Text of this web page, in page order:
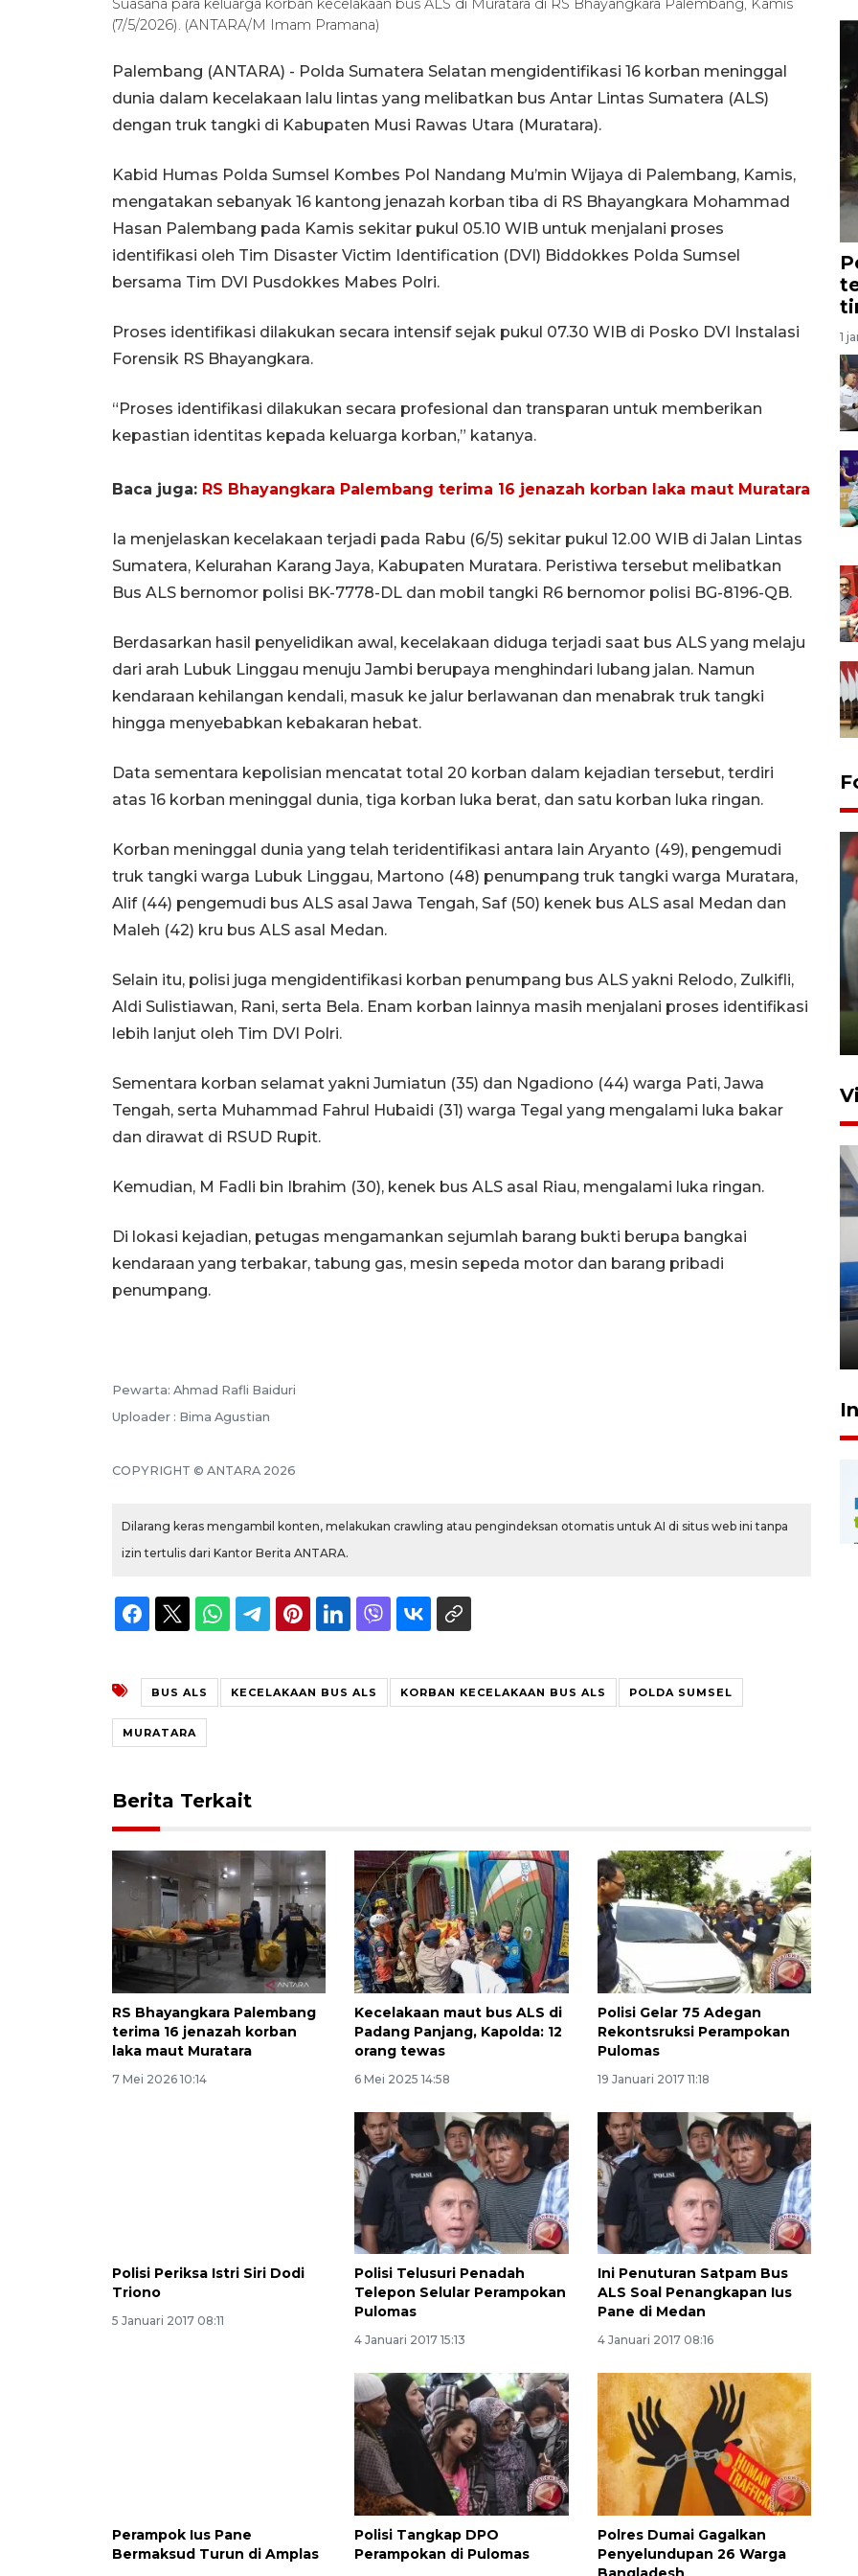
Suasana para keluarga korban kecelakaan bus ALS di Muratara di RS Bhayangkara Palembang, Kamis
(7/5/2026). (ANTARA/M Imam Pramana)
Palembang (ANTARA) - Polda Sumatera Selatan mengidentifikasi 16 korban meninggal
dunia dalam kecelakaan lalu lintas yang melibatkan bus Antar Lintas Sumatera (ALS)
dengan truk tangki di Kabupaten Musi Rawas Utara (Muratara).
Kabid Humas Polda Sumsel Kombes Pol Nandang Mu’min Wijaya di Palembang, Kamis,
mengatakan sebanyak 16 kantong jenazah korban tiba di RS Bhayangkara Mohammad
Hasan Palembang pada Kamis sekitar pukul 05.10 WIB untuk menjalani proses
identifikasi oleh Tim Disaster Victim Identification (DVI) Biddokkes Polda Sumsel
bersama Tim DVI Pusdokkes Mabes Polri.
Proses identifikasi dilakukan secara intensif sejak pukul 07.30 WIB di Posko DVI Instalasi
Forensik RS Bhayangkara.
“Proses identifikasi dilakukan secara profesional dan transparan untuk memberikan
kepastian identitas kepada keluarga korban,” katanya.
Baca juga: RS Bhayangkara Palembang terima 16 jenazah korban laka maut Muratara
Ia menjelaskan kecelakaan terjadi pada Rabu (6/5) sekitar pukul 12.00 WIB di Jalan Lintas
Sumatera, Kelurahan Karang Jaya, Kabupaten Muratara. Peristiwa tersebut melibatkan
Bus ALS bernomor polisi BK-7778-DL dan mobil tangki R6 bernomor polisi BG-8196-QB.
Berdasarkan hasil penyelidikan awal, kecelakaan diduga terjadi saat bus ALS yang melaju
dari arah Lubuk Linggau menuju Jambi berupaya menghindari lubang jalan. Namun
kendaraan kehilangan kendali, masuk ke jalur berlawanan dan menabrak truk tangki
hingga menyebabkan kebakaran hebat.
Data sementara kepolisian mencatat total 20 korban dalam kejadian tersebut, terdiri
atas 16 korban meninggal dunia, tiga korban luka berat, dan satu korban luka ringan.
Korban meninggal dunia yang telah teridentifikasi antara lain Aryanto (49), pengemudi
truk tangki warga Lubuk Linggau, Martono (48) penumpang truk tangki warga Muratara,
Alif (44) pengemudi bus ALS asal Jawa Tengah, Saf (50) kenek bus ALS asal Medan dan
Maleh (42) kru bus ALS asal Medan.
Selain itu, polisi juga mengidentifikasi korban penumpang bus ALS yakni Relodo, Zulkifli,
Aldi Sulistiawan, Rani, serta Bela. Enam korban lainnya masih menjalani proses identifikasi
lebih lanjut oleh Tim DVI Polri.
Sementara korban selamat yakni Jumiatun (35) dan Ngadiono (44) warga Pati, Jawa
Tengah, serta Muhammad Fahrul Hubaidi (31) warga Tegal yang mengalami luka bakar
dan dirawat di RSUD Rupit.
Kemudian, M Fadli bin Ibrahim (30), kenek bus ALS asal Riau, mengalami luka ringan.
Di lokasi kejadian, petugas mengamankan sejumlah barang bukti berupa bangkai
kendaraan yang terbakar, tabung gas, mesin sepeda motor dan barang pribadi
penumpang.
Pewarta: Ahmad Rafli Baiduri
Uploader : Bima Agustian
COPYRIGHT © ANTARA 2026
Dilarang keras mengambil konten, melakukan crawling atau pengindeksan otomatis untuk AI di situs web ini tanpa
izin tertulis dari Kantor Berita ANTARA.
BUS ALS KECELAKAAN BUS ALS KORBAN KECELAKAAN BUS ALS POLDA SUMSEL
MURATARA
Berita Terkait
RS Bhayangkara Palembang
terima 16 jenazah korban
laka maut Muratara
7 Mei 2026 10:14
Kecelakaan maut bus ALS di
Padang Panjang, Kapolda: 12
orang tewas
6 Mei 2025 14:58
Polisi Gelar 75 Adegan
Rekontsruksi Perampokan
Pulomas
19 Januari 2017 11:18
Polisi Periksa Istri Siri Dodi
Triono
5 Januari 2017 08:11
Polisi Telusuri Penadah
Telepon Selular Perampokan
Pulomas
4 Januari 2017 15:13
Ini Penuturan Satpam Bus
ALS Soal Penangkapan Ius
Pane di Medan
4 Januari 2017 08:16
Perampok Ius Pane
Bermaksud Turun di Amplas
Polisi Tangkap DPO
Perampokan di Pulomas
Polres Dumai Gagalkan
Penyelundupan 26 Warga
1
KemenHAM Babel Jalin Kerja
Sama
Memberantas kejahatan
jalanan Jakarta
2026-08-05 18:00:00